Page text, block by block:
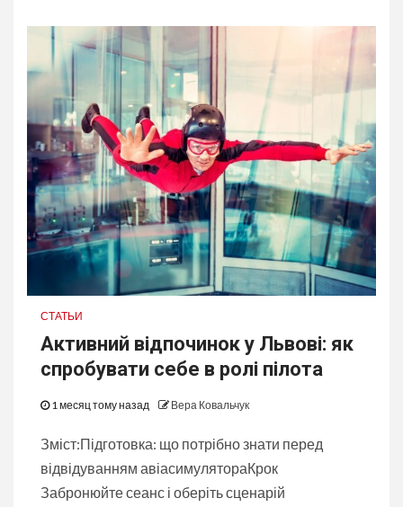
СТАТЬИ
Активний відпочинок у Львові: як
спробувати себе в ролі пілота
1 месяц тому назад Вера Ковальчук
Зміст:Підготовка: що потрібно знати перед
відвідуванням авіасимулятораКрок
Забронюйте сеанс і оберіть сценарій